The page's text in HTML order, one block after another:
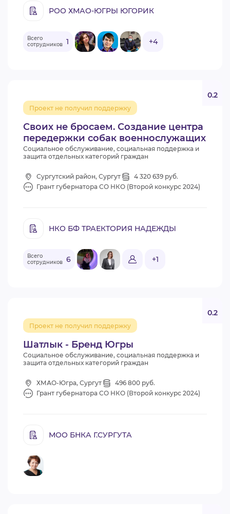
РОО ХМАО-ЮГРЫ ЮГОРИК
Всего
сотрудников 1 +4
Своих не бросаем. Создание центра
передержки собак военнослужащих
Проект не получил поддержку
0.2
Социальное обслуживание, социальная поддержка и
защита отдельных категорий граждан
Сургутский район, Сургут
4 320 639 руб.
Грант губернатора СО НКО (Второй конкурс 2024)
НКО БФ ТРАЕКТОРИЯ НАДЕЖДЫ
Всего
сотрудников 6 +1
Шатлык - Бренд Югры
Проект не получил поддержку
0.2
Социальное обслуживание, социальная поддержка и
защита отдельных категорий граждан
ХМАО-Югра, Сургут
496 800 руб.
Грант губернатора СО НКО (Второй конкурс 2024)
МОО БНКА Г.СУРГУТА